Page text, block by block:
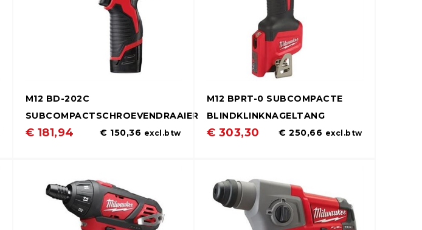
M12 BD-202C
SUBCOMPACTSCHROEVENDRAAIER
€ 181,94 € 150,36 excl.btw
M12 BPRT-0 SUBCOMPACTE
BLINDKLINKNAGELTANG
€ 303,30 € 250,66 excl.btw